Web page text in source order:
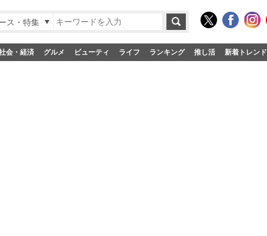
ス・特集
会・経済 グルメ ビューティ ライフ ランキング 推し活 新着トレンド